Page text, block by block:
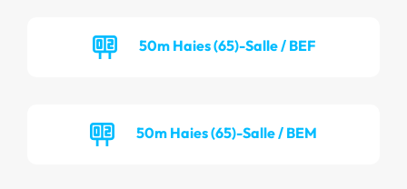
50m Haies (65)-Salle / BEF
50m Haies (65)-Salle / BEM